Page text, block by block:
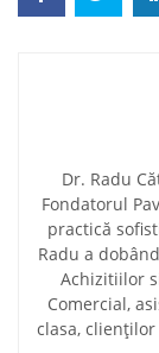
Dr. Radu
Fondatorul
practică
Radu a
Achizitiilor
Comercial,
clasa,